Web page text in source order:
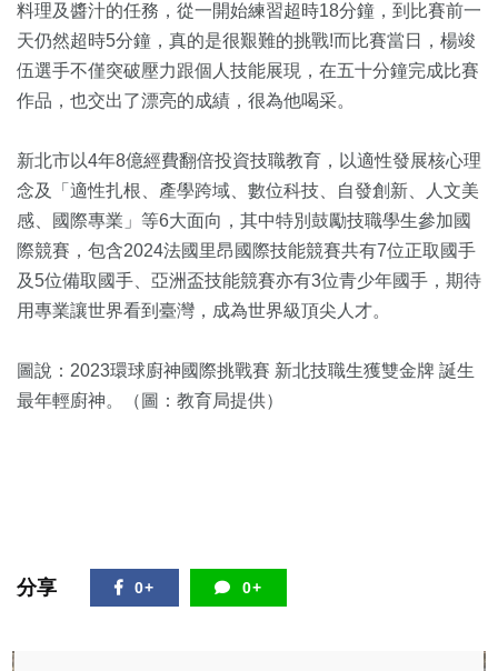
料理及醬汁的任務，從一開始練習超時18分鐘，到比賽前一
天仍然超時5分鐘，真的是很艱難的挑戰!而比賽當日，楊竣
伍選手不僅突破壓力跟個人技能展現，在五十分鐘完成比賽
作品，也交出了漂亮的成績，很為他喝采。
新北市以4年8億經費翻倍投資技職教育，以適性發展核心理
念及「適性扎根、產學跨域、數位科技、自發創新、人文美
感、國際專業」等6大面向，其中特別鼓勵技職學生參加國
際競賽，包含2024法國里昂國際技能競賽共有7位正取國手
及5位備取國手、亞洲盃技能競賽亦有3位青少年國手，期待
用專業讓世界看到臺灣，成為世界級頂尖人才。
圖說：2023環球廚神國際挑戰賽 新北技職生獲雙金牌 誕生
最年輕廚神。（圖：教育局提供）
分享 0+ 0+